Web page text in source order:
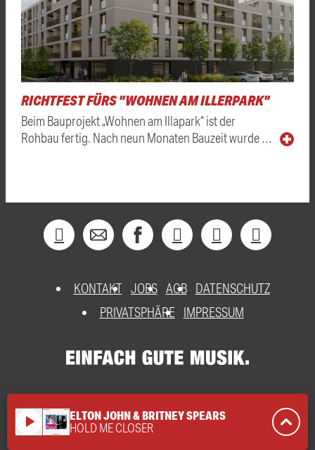
RICHTFEST FÜRS "WOHNEN AM ILLERPARK"
Beim Bauprojekt „Wohnen am Illapark“ ist der
Rohbau fertig. Nach neun Monaten Bauzeit wurde …
KONTAKT JOBS AGB DATENSCHUTZ
PRIVATSPHÄRE
IMPRESSUM
play_arrow ELTON JOHN & BRITNEY SPEARS
HOLD ME CLOSER